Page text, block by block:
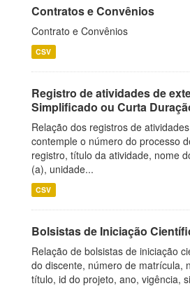
Contratos e Convênios
Contrato e Convênios
CSV
Registro de atividades de
Simplificado ou Curta
Relação dos registros de
contemple o número do processo
registro, título da atividade, nome
(a), unidade...
CSV
Bolsistas de Iniciação
Relação de bolsistas de iniciação
do discente, número de matrícula,
título, id do projeto, ano, vigência,